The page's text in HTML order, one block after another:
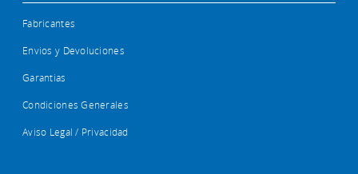
Fabricantes
Envios y Devoluciones
Garantias
Condiciones Generales
Aviso Legal / Privacidad